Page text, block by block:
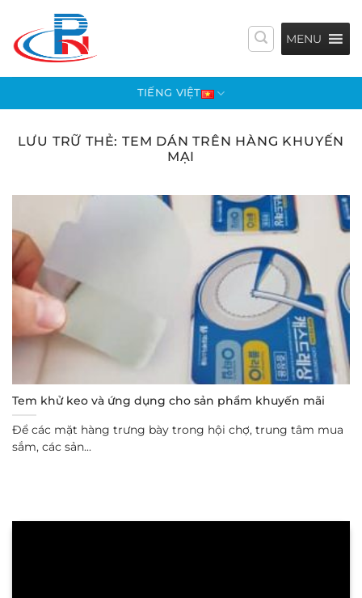
nội
MENU
TIẾNG VIỆT
LƯU TRỮ THẺ:TEM DÁN TRÊN HÀNG KHUYẾN
MẠI
Tem khử keo và ứng dụng cho sản phẩm khuyến mãi
Để các mặt hàng trưng bày trong hội chợ, trung tâm mua
sắm, các sản...